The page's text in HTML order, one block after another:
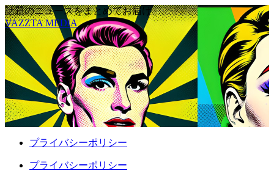
話題のニュースをまとめてお届け
VAZZTA MEDIA
プライバシーポリシー
プライバシーポリシー